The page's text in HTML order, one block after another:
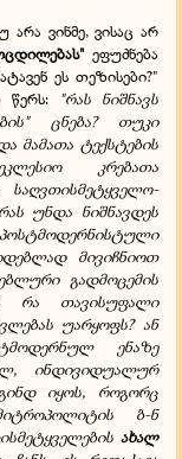
ვინმე, ვისაც არ
ეფუძნება
ეს თეზისები?"
წერს:
"რას ნიშნავს
ცნება? თუკი
მამათა ტექსტების
კრებათა
უნდა ნიშნავდეს
მივიჩნიოთ
გადმოცემის
რა თავისუფალი
უარყოფს? ან
ენაზე
ინდივიდუალურ
იყოს, როგორც
ბ-ნ
ახალ